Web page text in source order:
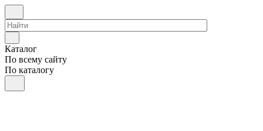
Каталог
По всему сайту
По каталогу